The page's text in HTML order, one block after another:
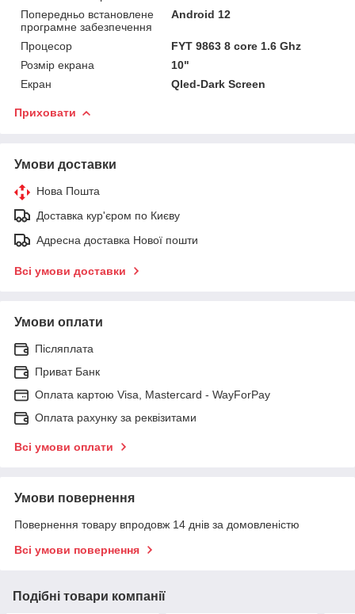
Попередньо встановлене
програмне забезпечення
Android 12
Процесор
FYT 9863 8 core 1.6 Ghz
Розмір екрана
10"
Екран
Qled-Dark Screen
Приховати
Умови доставки
Нова Пошта
Доставка кур'єром по Києву
Адресна доставка Нової пошти
Всі умови доставки
Умови оплати
Післяплата
Приват Банк
Оплата картою Visa, Mastercard - WayForPay
Оплата рахунку за реквізитами
Всі умови оплати
Умови повернення
Повернення товару впродовж 14 днів за домовленістю
Всі умови повернення
Подібні товари компанії